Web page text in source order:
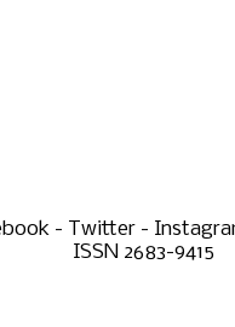
- Twitter -
ISSN 2683-9415